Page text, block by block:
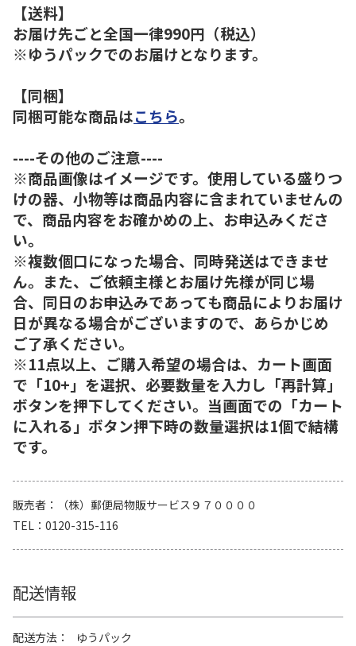
【送料】
お届け先ごと全国一律990円（税込）
※ゆうパックでのお届けとなります。
【同梱】
同梱可能な商品はこちら。
----その他のご注意----
※商品画像はイメージです。使用している盛りつ
けの器、小物等は商品内容に含まれていませんの
で、商品内容をお確かめの上、お申込みくださ
い。
※複数個口になった場合、同時発送はできませ
ん。また、ご依頼主様とお届け先様が同じ場
合、同日のお申込みであっても商品によりお届け
日が異なる場合がございますので、あらかじめ
ご了承ください。
※11点以上、ご購入希望の場合は、カート画面
で「10+」を選択、必要数量を入力し「再計算」
ボタンを押下してください。当画面での「カート
に入れる」ボタン押下時の数量選択は1個で結構
です。
販売者
（株）郵便局物販サービス９７００００
TEL
0120-315-116
配送情報
配送方法
ゆうパック